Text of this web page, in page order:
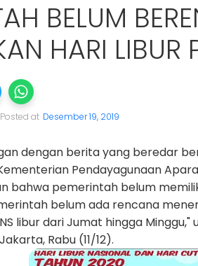
BELUM
HARI LIBUR
Posted at Desember 19, 2019
dengan berita yang beredar
Pendayagunaan
bahwa pemerintah belum
belum ada rencana
libur dari Jumat hingga Minggu,"
Rabu (11/12).